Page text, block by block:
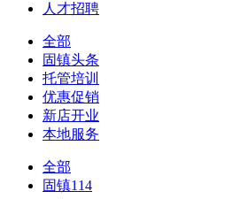
人才招聘
全部
固镇头条
托管培训
优惠促销
新店开业
本地服务
全部
固镇114